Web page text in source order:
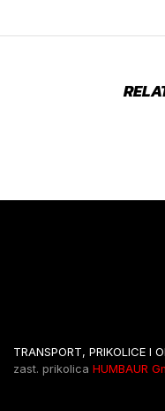
TRANSPORT, PRIKOLICE I
zast. prikolica HUMBAUR